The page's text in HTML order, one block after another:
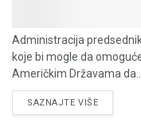
Administracija
koje bi mogle da
Američkim Državama da...
SAZNAJTE VIŠEDETAILS